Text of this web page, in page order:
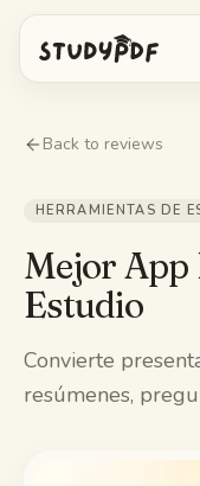
Funciones
Pregúntale a Bo
Tarjetas con IA
Herramientas
Precios
Back to reviews
HERRAMIENTAS DE
Mejor App
Estudio
Convierte
resúmenes,